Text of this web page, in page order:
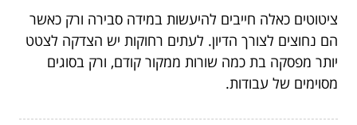
ציטוטים כאלה חייבים להיעשות במידה סבירה ורק כאשר
הם נחוצים לצורך הדיון. לעתים רחוקות יש הצדקה לצטט
יותר מפסקה בת כמה שורות ממקור קודם, ורק בסוגים
מסוימים של עבודות.